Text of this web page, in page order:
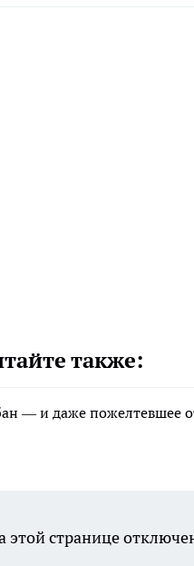
также:
— и даже пожелтевшее
этой странице